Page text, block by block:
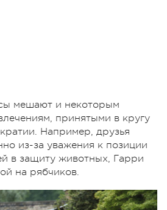
мешают и некоторым
принятыми в кругу
Например, друзья
из-за уважения к позиции
в защиту животных, Гарри
на рябчиков.